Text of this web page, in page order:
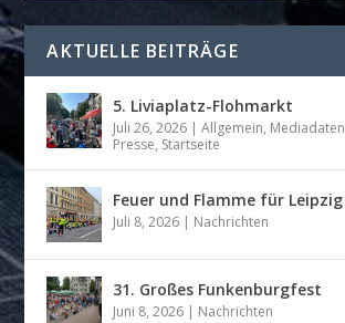
AKTUELLE BEITRÄGE
5. Liviaplatz-Flohmarkt
Juli 26, 2026 |Allgemein, Mediadaten
Presse, Startseite
Feuer und Flamme für Leipzig
Juli 8, 2026 | Nachrichten
31. Großes Funkenburgfest
Juni 8, 2026 | Nachrichten